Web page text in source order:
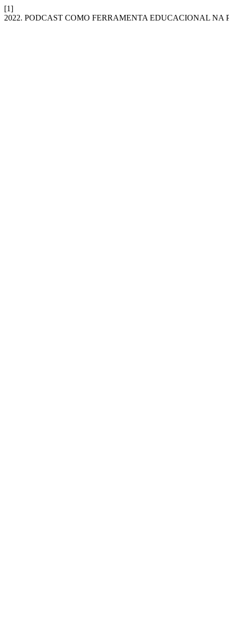
[1]
2022. PODCAST COMO FERRAMENTA EDUCACIONAL